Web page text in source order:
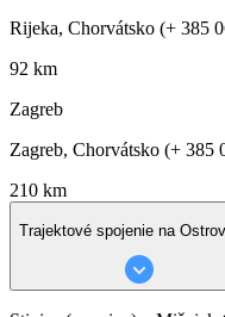
Rijeka, Chorvátsko (+ 385
92 km
Zagreb
Zagreb, Chorvátsko (+ 385
210 km
Trajektové spojenie na